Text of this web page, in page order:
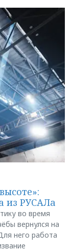
из РУСАЛа
во время
вернулся на
него работа